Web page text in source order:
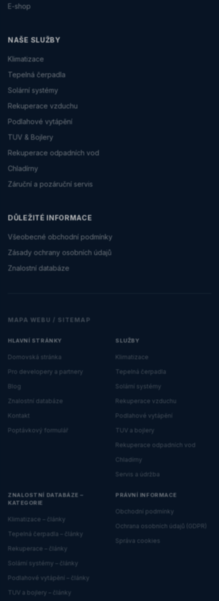
E-shop
NAŠE SLUŽBY
Klimatizace
Tepelná čerpadla
Solární systémy
Rekuperace vzduchu
Podlahové vytápění
TUV & Bojlery
Rekuperace odpadních vod
Chladírny
Záruční a pozáruční servis
DŮLEŽITÉ INFORMACE
Všeobecné obchodní podmínky
Zásady ochrany osobních údajů
Znalostní databáze
MAPA WEBU / SITEMAP
HLAVNÍ STRÁNKY
Domovská stránka
Pro developery a partnery
Blog
Znalostní databáze
Kontakt
Poptávkový formulář
SLUŽBY
Klimatizace
Tepelná čerpadla
Solární systémy
Rekuperace vzduchu
Podlahové vytápění
TUV a bojlery
Rekuperace odpadních vod
Chladírny
Servis a údržba
ZNALOSTNÍ DATABÁZE –
KATEGORIE
Klimatizace – články
Tepelná čerpadla – články
Rekuperace – články
Solární systémy – články
Podlahové vytápění – články
TUV a bojlery – články
PRÁVNÍ INFORMACE
Obchodní podmínky
Ochrana osobních údajů (GDPR)
Správa cookies